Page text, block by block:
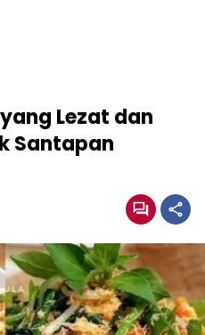
Lezat dan
Santapan